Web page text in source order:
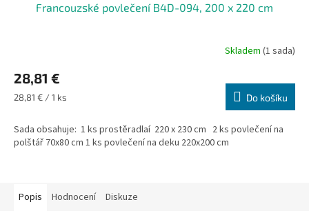
Francouzské povlečení B4D-094, 200 x 220 cm
Skladem (1 sada)
28,81 €
Měrná
28,81 € / 1 ks Do košíku
Sada obsahuje: 1 ks prostěradlaí 220 x 230 cm 2 ks povlečení na
polštář 70x80 cm 1 ks povlečení na deku 220x200 cm
Popis Hodnocení Diskuze